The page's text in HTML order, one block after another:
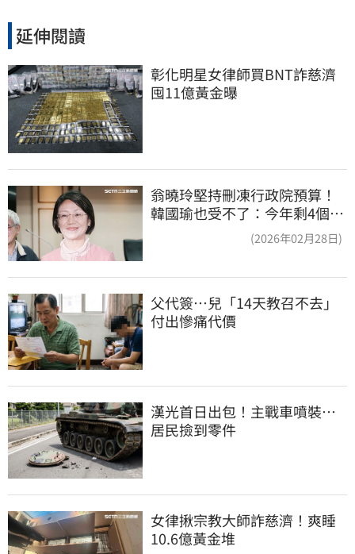
延伸閱讀
彰化明星女律師買BNT詐慈濟
囤11億黃金曝
翁曉玲堅持刪凍行政院預算！
韓國瑜也受不了：今年剩4個月
(2026年02月28日)
父代簽…兒「14天教召不去」
付出慘痛代價
漢光首日出包！主戰車噴裝…
居民撿到零件
女律揪宗教大師詐慈濟！爽睡
10.6億黃金堆